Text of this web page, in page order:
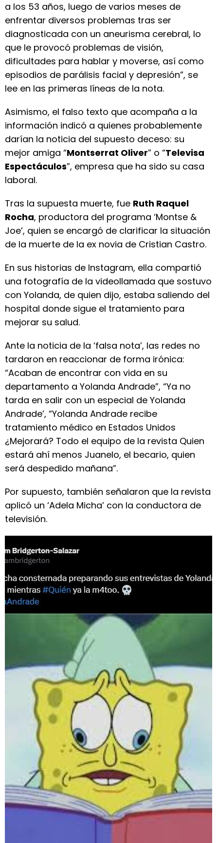
a los 53 años, luego de varios meses de
enfrentar diversos problemas tras ser
diagnosticada con un aneurisma cerebral, lo
que le provocó problemas de visión,
dificultades para hablar y moverse, así como
episodios de parálisis facial y depresión”, se
lee en las primeras líneas de la nota.
Asimismo, el falso texto que acompaña a la
información indicó a quienes probablemente
darían la noticia del supuesto deceso: su
mejor amiga “Montserrat Oliver” o “Televisa
Espectáculos”, empresa que ha sido su casa
laboral.
Tras la supuesta muerte, fue Ruth Raquel
Rocha, productora del programa ‘Montse &
Joe’, quien se encargó de clarificar la situación
de la muerte de la ex novia de Cristian Castro.
En sus historias de Instagram, ella compartió
una fotografía de la videollamada que sostuvo
con Yolanda, de quien dijo, estaba saliendo del
hospital donde sigue el tratamiento para
mejorar su salud.
Ante la noticia de la ‘falsa nota’, las redes no
tardaron en reaccionar de forma irónica:
“Acaban de encontrar con vida en su
departamento a Yolanda Andrade”, “Ya no
tarda en salir con un especial de Yolanda
Andrade’, “Yolanda Andrade recibe
tratamiento médico en Estados Unidos
¿Mejorará? Todo el equipo de la revista Quien
estará ahí menos Juanelo, el becario, quien
será despedido mañana”.
Por supuesto, también señalaron que la revista
aplicó un ‘Adela Micha’ con la conductora de
televisión.